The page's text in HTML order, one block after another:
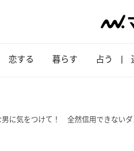
恋する 暮らす 占う
男に気をつけて！ 全然信用できない